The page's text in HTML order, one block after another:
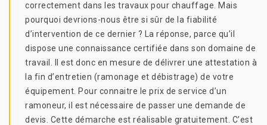
correctement dans les travaux pour chauffage. Mais
pourquoi devrions-nous être si sûr de la fiabilité
d’intervention de ce dernier ? La réponse, parce qu’il
dispose une connaissance certifiée dans son domaine de
travail. Il est donc en mesure de délivrer une attestation à
la fin d’entretien (ramonage et débistrage) de votre
équipement. Pour connaitre le prix de service d’un
ramoneur, il est nécessaire de passer une demande de
devis. Cette démarche est réalisable gratuitement. C’est